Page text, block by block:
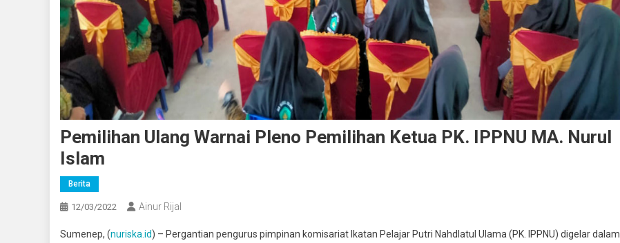
Pemilihan Ulang Warnai Pleno Pemilihan Ketua PK. IPPNU MA. Nurul
Islam
Berita
12/03/2022 Ainur Rijal
Sumenep, (nuriska.id) – Pergantian pengurus pimpinan komisariat Ikatan Pelajar Putri Nahdlatul Ulama (PK. IPPNU) digelar dalam